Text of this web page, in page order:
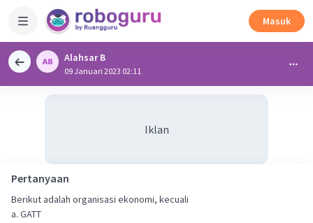
Masuk
Alahsar B
09 Januari 2023 02:11
Iklan
Pertanyaan
Berikut adalah organisasi ekonomi, kecuali
a. GATT